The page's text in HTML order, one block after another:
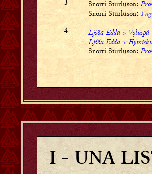
3 Snorri Sturluson:
Snorri Sturluson:
4 Ljóða Edda > Vǫluspá
Ljóða Edda >
Snorri Sturluson:
I- UNA